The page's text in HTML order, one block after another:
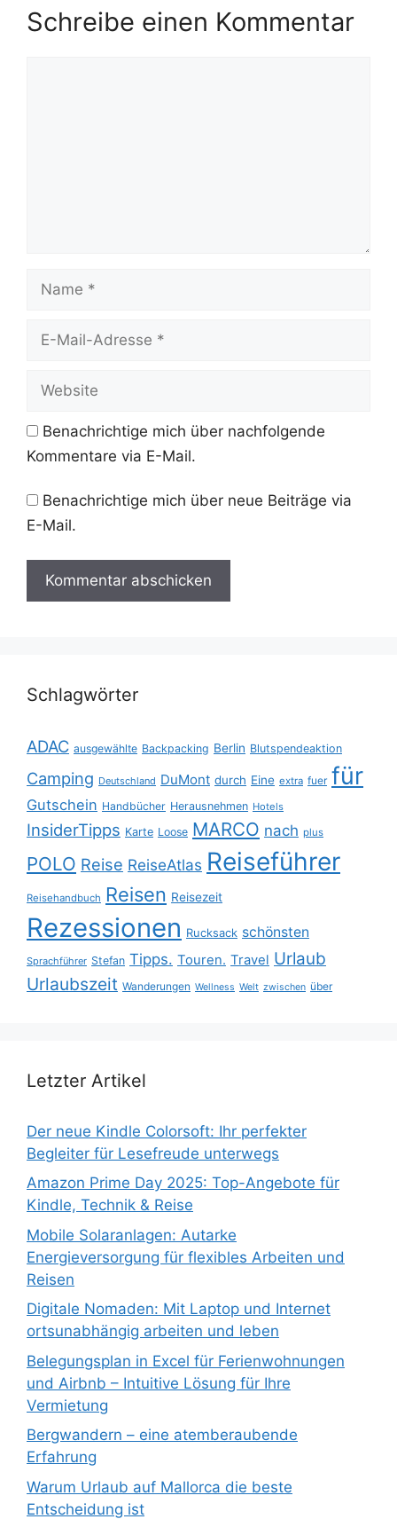
Schreibe einen Kommentar
Mail-
Benachrichtige mich über nachfolgende
Kommentare via E-Mail.
Benachrichtige mich über neue Beiträge via
E-Mail.
Schlagwörter
ADAC ausgewählte Backpacking Berlin Blutspendeaktion
Camping Deutschland DuMont durch Eine extra fuer für
Gutschein Handbücher Herausnehmen Hotels
InsiderTipps Karte Loose MARCO nach plus
POLO Reise ReiseAtlas Reiseführer
Reisehandbuch Reisen Reisezeit
Rezessionen Rucksack schönsten
Sprachführer Stefan Tipps. Touren. Travel Urlaub
Urlaubszeit Wanderungen Wellness Welt zwischen über
Letzter Artikel
Der neue Kindle Colorsoft: Ihr perfekter
Begleiter für Lesefreude unterwegs
Amazon Prime Day 2025: Top-Angebote für
Kindle, Technik & Reise
Mobile Solaranlagen: Autarke
Energieversorgung für flexibles Arbeiten und
Reisen
Digitale Nomaden: Mit Laptop und Internet
ortsunabhängig arbeiten und leben
Belegungsplan in Excel für Ferienwohnungen
und Airbnb – Intuitive Lösung für Ihre
Vermietung
Bergwandern – eine atemberaubende
Erfahrung
Warum Urlaub auf Mallorca die beste
Entscheidung ist